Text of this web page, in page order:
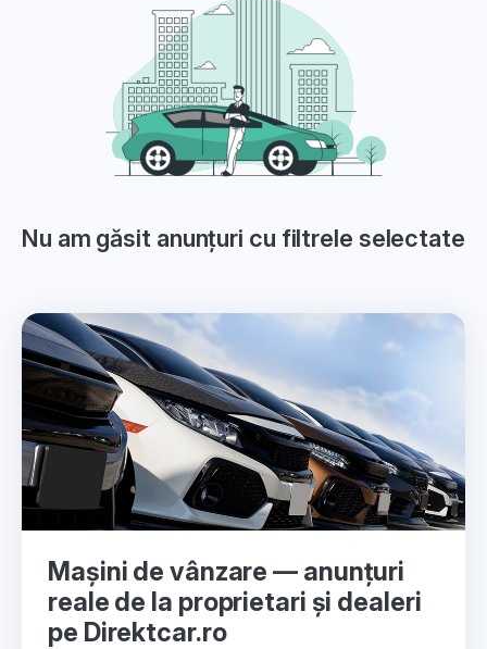
Nu am găsit anunțuri cu filtrele selectate
Mașini de vânzare — anunțuri
reale de la proprietari și dealeri
pe Direktcar.ro